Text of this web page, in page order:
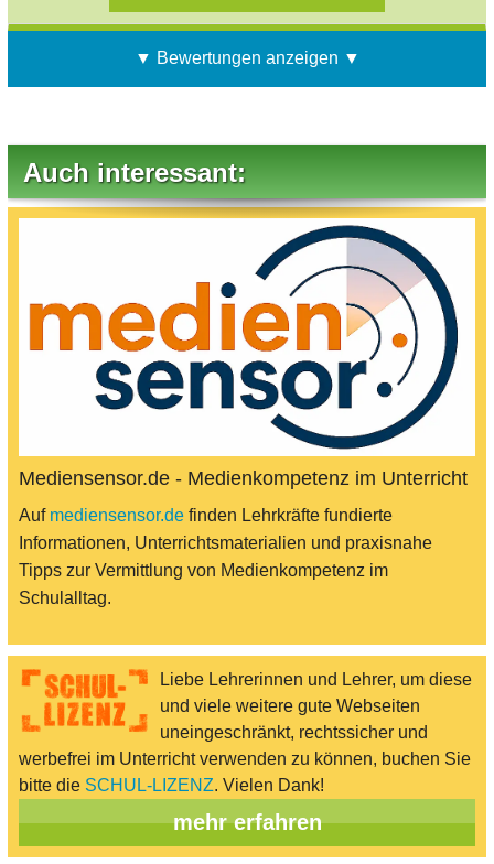
▼ Bewertungen anzeigen ▼
Auch interessant:
Mediensensor.de - Medienkompetenz im Unterricht
Auf mediensensor.de finden Lehrkräfte fundierte
Informationen, Unterrichtsmaterialien und praxisnahe
Tipps zur Vermittlung von Medienkompetenz im
Schulalltag.
Liebe Lehrerinnen und Lehrer, um diese
und viele weitere gute Webseiten
uneingeschränkt, rechtssicher und
werbefrei im Unterricht verwenden zu können, buchen Sie
bitte die SCHUL-LIZENZ. Vielen Dank!
mehr erfahren